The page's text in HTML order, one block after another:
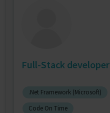
Full-Stack developer
.Net Framework (Microsoft)
Code On Time